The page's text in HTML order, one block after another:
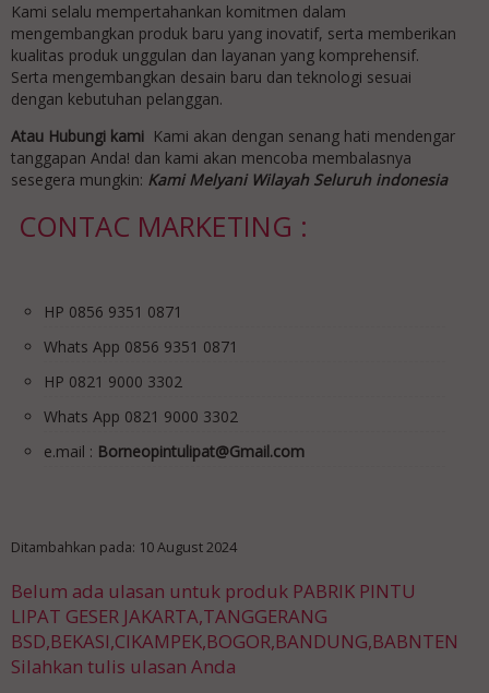
Kami selalu mempertahankan komitmen dalam
mengembangkan produk baru yang inovatif, serta memberikan
kualitas produk unggulan dan layanan yang komprehensif.
Serta mengembangkan desain baru dan teknologi sesuai
dengan kebutuhan pelanggan.
Atau Hubungi kami Kami akan dengan senang hati mendengar
tanggapan Anda! dan kami akan mencoba membalasnya
sesegera mungkin: Kami Melyani Wilayah Seluruh indonesia
CONTAC MARKETING :
HP 0856 9351 0871
Whats App 0856 9351 0871
HP 0821 9000 3302
Whats App 0821 9000 3302
e.mail : Borneopintulipat@Gmail.com
Ditambahkan pada: 10 August 2024
Belum ada ulasan untuk produk PABRIK PINTU
LIPAT GESER JAKARTA,TANGGERANG
BSD,BEKASI,CIKAMPEK,BOGOR,BANDUNG,BABNTEN
Silahkan tulis ulasan Anda